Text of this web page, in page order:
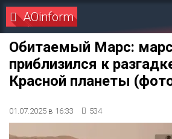
AOinform
Обитаемый Марс:
приблизился к
Красной планеты
01.07.2025 в 16:33 534